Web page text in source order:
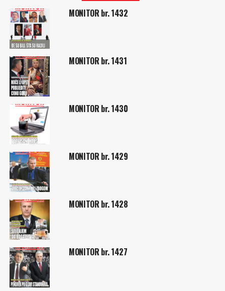
MONITOR br. 1432
MONITOR br. 1431
MONITOR br. 1430
MONITOR br. 1429
MONITOR br. 1428
MONITOR br. 1427